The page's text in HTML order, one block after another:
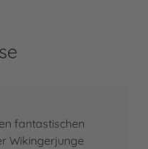
fantastischen
Wikingerjunge